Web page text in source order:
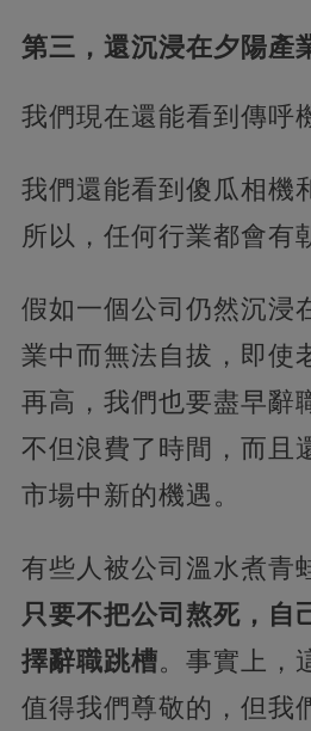
第三，還沉浸在夕陽產
我們現在還能看到傳呼
我們還能看到傻瓜相機
所以，任何行業都會有
假如一個公司仍然沉浸
業中而無法自拔，即使
再高，我們也要盡早辭
不但浪費了時間，而且
市場中新的機遇。
有些人被公司溫水煮青
只要不把公司熬死，自
擇辭職跳槽。事實上，
值得我們尊敬的，但我